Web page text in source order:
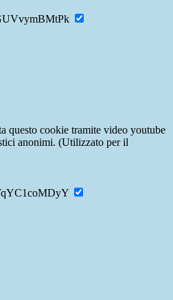
questo cookie tramite video youtube
anonimi. (Utilizzato per il